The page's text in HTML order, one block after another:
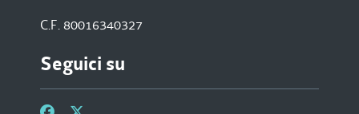
C.F. 80016340327
Seguici su